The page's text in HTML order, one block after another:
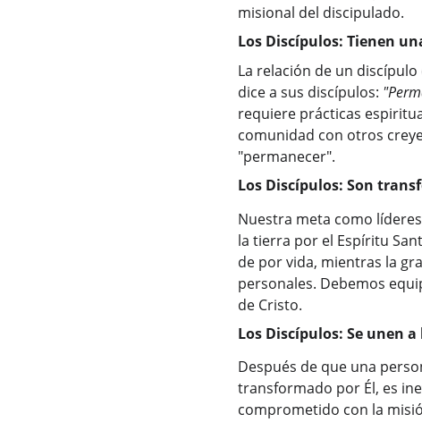
misional del discipulado.
Los Discípulos: Tienen
La relación de un
dice a sus discípulos:
requiere prácticas
comunidad con otros
"permanecer".
Los Discípulos: Son
Nuestra meta como
la tierra por el Espíritu
de por vida, mientras la
personales. Debemos
de Cristo.
Los Discípulos: Se unen
Después de que una
transformado por Él, es
comprometido con la